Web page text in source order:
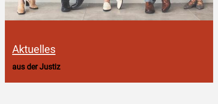
Aktuelles
aus der Justiz